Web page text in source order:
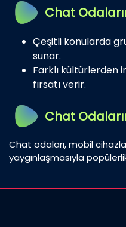
Chat
Çeşitli konularda
sunar.
Farklı kültürlerden
fırsatı verir.
Chat
Chat odaları, mobil
yaygınlaşmasıyla